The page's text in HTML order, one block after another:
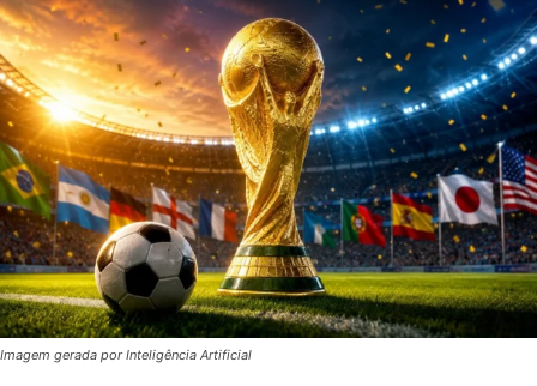
Imagem gerada por Inteligência Artificial